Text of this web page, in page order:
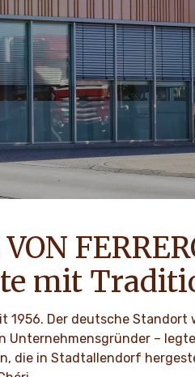
mit
1956. Der deutsche
Unternehmensgründer –
die in Stadtallendorf